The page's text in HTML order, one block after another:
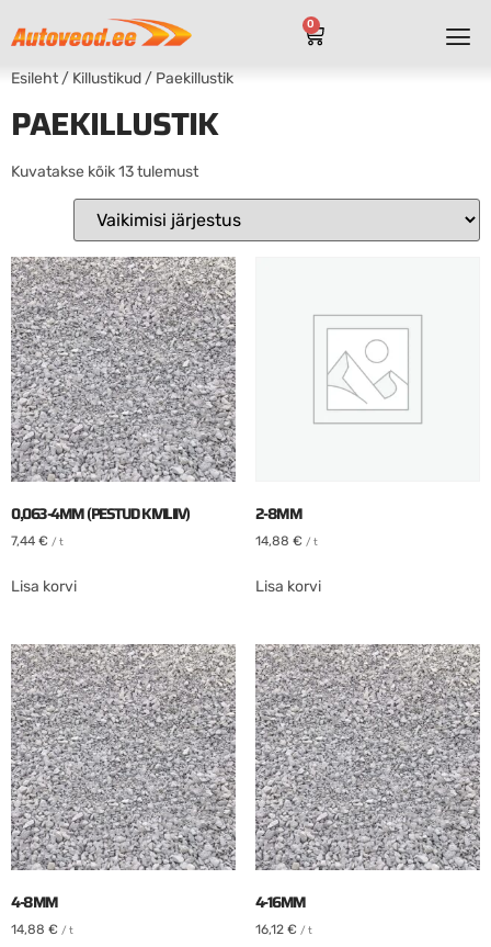
0
Esileht / Killustikud / Paekillustik
PAEKILLUSTIK
Kuvatakse kõik 13 tulemust
0,063-4MM (PESTUD KIVILIIV)
7,44 € / t
Lisa korvi
2-8MM
14,88 € / t
Lisa korvi
4-8MM
14,88 € / t
4-16MM
16,12 € / t